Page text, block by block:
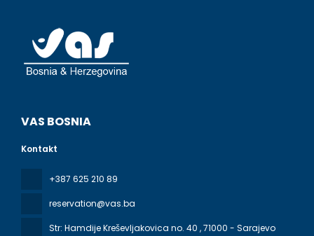
VAS BOSNIA
Kontakt
+387 625 210 89
reservation@vas.ba
Str: Hamdije Kreševljakovica no. 40 , 71000 - Sarajevo